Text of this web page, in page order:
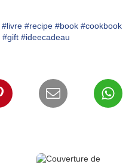
#livre #recipe #book #cookbook
#gift #ideecadeau